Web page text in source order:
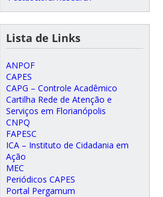
Lista de Links
ANPOF
CAPES
CAPG – Controle Acadêmico
Cartilha Rede de Atenção e
Serviços em Florianópolis
CNPQ
FAPESC
ICA – Instituto de Cidadania em
Ação
MEC
Periódicos CAPES
Portal Pergamum